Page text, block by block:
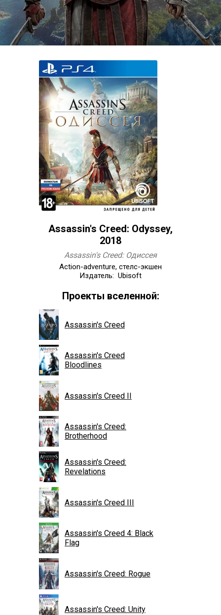
Assassin's Creed: Odyssey,
2018
Assassin's Creed: Одиссея
Action-adventure, стелс-экшен
Издатель: Ubisoft
Проекты вселенной:
Assassin's Creed
Assassin's Creed
Bloodlines
Assassin's Creed II
Assassin's Creed:
Brotherhood
Assassin's Creed:
Revelations
Assassin's Creed III
Assassin's Creed 4: Black
Flag
Assassin's Creed: Rogue
Assassin's Creed: Unity